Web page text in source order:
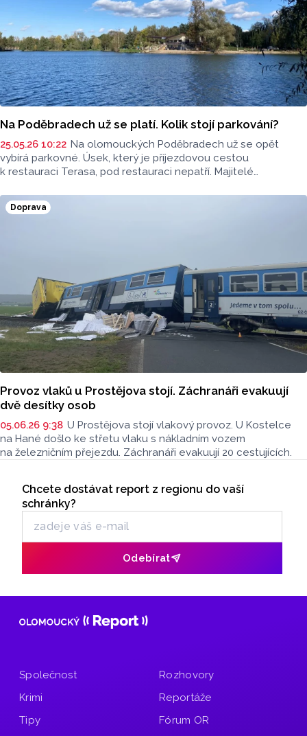
Na Poděbradech už se platí. Kolik stojí parkování?
25.05.26 10:22 Na olomouckých Poděbradech už se opět
vybírá parkovné. Úsek, který je příjezdovou cestou
k restauraci Terasa, pod restauraci nepatří. Majitelé
Doprava
Provoz vlaků u Prostějova stojí. Záchranáři evakuují
dvě desítky osob
05.06.26 9:38 U Prostějova stojí vlakový provoz. U Kostelce
na Hané došlo ke střetu vlaku s nákladním vozem
na železničním přejezdu. Záchranáři evakuují 20 cestujících.
Odběr newsletteru
Chcete dostávat report z regionu do vaší
schránky?
Odebírat
Společnost
Krimi
Tipy
Rozhovory
Reportáže
Fórum OR